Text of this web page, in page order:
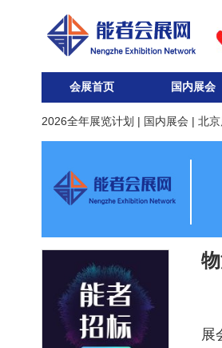
会展首页 国内展会
2026全年展览计划 | 国内展会 | 北
展